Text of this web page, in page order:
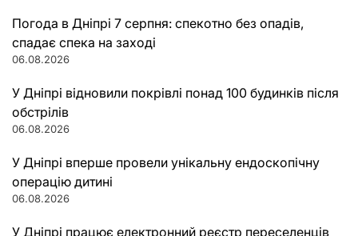
Погода в Дніпрі 7 серпня: спекотно без опадів,
спадає спека на заході
06.08.2026
У Дніпрі відновили покрівлі понад 100 будинків після
обстрілів
06.08.2026
У Дніпрі вперше провели унікальну ендоскопічну
операцію дитині
06.08.2026
У Дніпрі працює електронний реєстр переселенців